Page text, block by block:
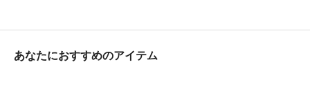
あなたにおすすめのアイテム